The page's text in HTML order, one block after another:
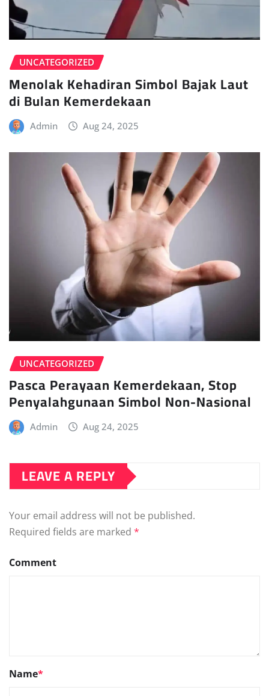
UNCATEGORIZED
Menolak Kehadiran Simbol Bajak Laut
di Bulan Kemerdekaan
Admin Aug 24, 2025
UNCATEGORIZED
Pasca Perayaan Kemerdekaan, Stop
Penyalahgunaan Simbol Non-Nasional
Admin Aug 24, 2025
LEAVE A REPLY
Your email address will not be published.
Required fields are marked *
Comment
Name*